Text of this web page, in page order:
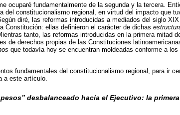
ocuparé fundamentalmente de la segunda y la tercera
del constitucionalismo regional, en virtud del impacto que
diré, las reformas introducidas a mediados del siglo
Constitución: ellas definieron el carácter de dichas
tanto, las reformas introducidas en la primera mitad
de derechos propias de las Constituciones
que todavía hoy se encuentran moldeadas conforme a
fundamentales del constitucionalismo regional, para ir
a este artículo.
desbalanceado hacia el Ejecutivo: la